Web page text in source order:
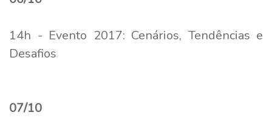
14h - Evento 2017: Cenários, Tendências e
Desafios
07/10